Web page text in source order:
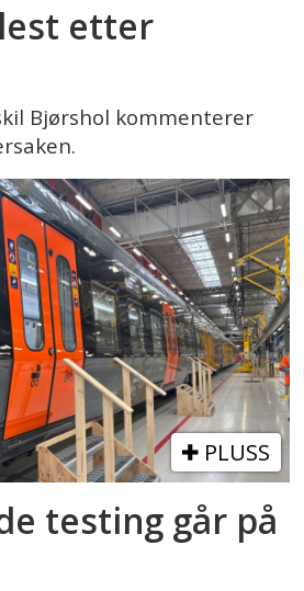
etter
Bjørshol kommenterer
PLUSS
testing går på